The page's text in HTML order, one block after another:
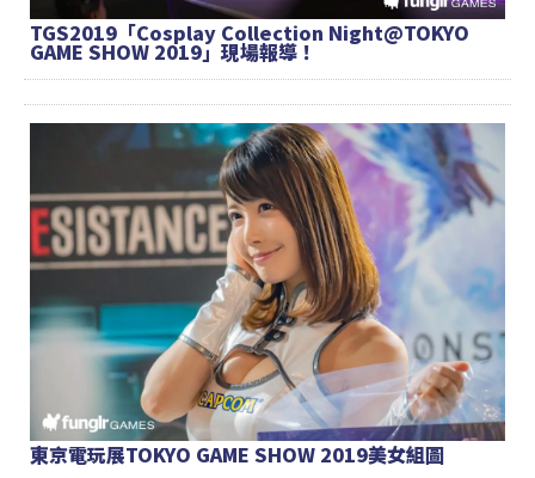
TGS2019「Cosplay Collection Night@TOKYO
GAME SHOW 2019」現場報導！
東京電玩展TOKYO GAME SHOW 2019美女組圖